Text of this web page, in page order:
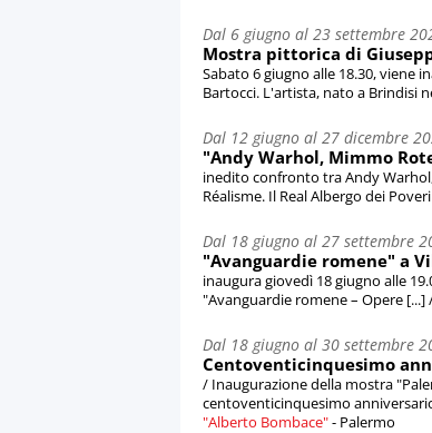
Dal 6 giugno al 23 settembre
Mostra pittorica di
Sabato 6 giugno alle 18.30, viene
Bartocci. L'artista, nato a Brindisi
Dal 12 giugno al 27 dicembre
"Andy Warhol, Mimmo
inedito confronto tra Andy
Réalisme. Il Real Albergo dei
Dal 18 giugno al 27 settembre
"Avanguardie romene" a
inaugura giovedì 18 giugno alle
"Avanguardie romene – Opere [...]
Dal 18 giugno al 30 settembre
Centoventicinquesimo
/ Inaugurazione della mostra
centoventicinquesimo
"Alberto Bombace"- Palermo